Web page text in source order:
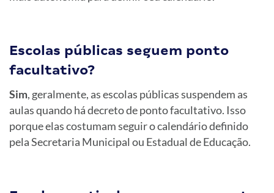
Escolas públicas seguem ponto
facultativo?
Sim, geralmente, as escolas públicas suspendem as
aulas quando há decreto de ponto facultativo. Isso
porque elas costumam seguir o calendário definido
pela Secretaria Municipal ou Estadual de Educação.